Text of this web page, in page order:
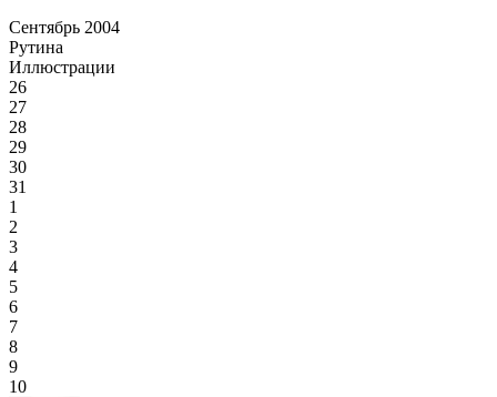
Сентябрь 2004
Рутина
Иллюстрации
26
27
28
29
30
31
1
2
3
4
5
6
7
8
9
10